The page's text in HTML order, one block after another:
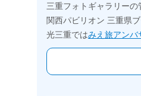
三重フォトギャラリー
関西パビリオン 三重県
光三重ではみえ旅アンバ